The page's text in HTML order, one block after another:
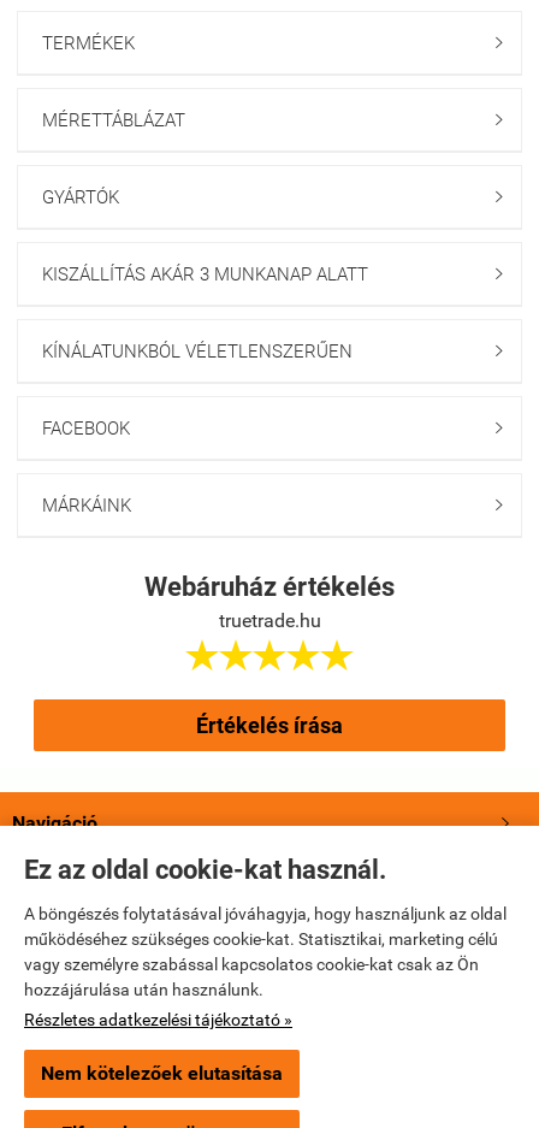
Ez az oldal cookie-kat használ.
A böngészés folytatásával jóváhagyja, hogy használjunk az oldal
működéséhez szükséges cookie-kat. Statisztikai, marketing célú
vagy személyre szabással kapcsolatos cookie-kat csak az Ön
hozzájárulása után használunk.
Részletes adatkezelési tájékoztató »
Nem kötelezőek elutasítása
TERMÉKEK 
MÉRETTÁBLÁZAT 
GYÁRTÓK 
KISZÁLLÍTÁS AKÁR 3 MUNKANAP ALATT 
KÍNÁLATUNKBÓL VÉLETLENSZERŰEN 
FACEBOOK 
MÁRKÁINK 
Webáruház értékelés
truetrade.hu

Értékelés írása
Navigáció 
Saját fiók
Bemutatkozás
Elérhetőségek